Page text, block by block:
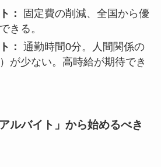
：
固定費の削減、全国から優
きる。
： 通勤時間0分。人間関係の
が少ない。高時給が期待でき
ルバイト」から始めるべき